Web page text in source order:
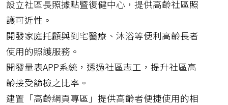
設立社區長照據點暨復健中心，提供高齡社區照
護可近性。
開發家庭托顧與到宅醫療、沐浴等便利高齡長者
使用的照護服務。
開發量表APP系統，透過社區志工，提升社區高
齡接受篩檢之比率。
建置「高齡網頁專區」提供高齡者便捷使用的相